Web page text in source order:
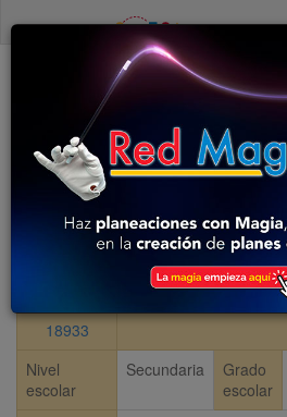
Volver al listado
En
18933
Nivel
escolar
Secundaria
Grado
escolar